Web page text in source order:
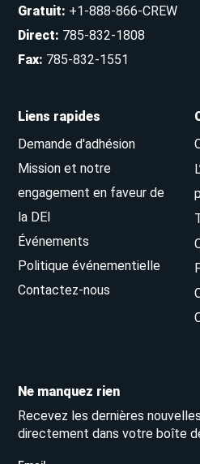
Gratuit: +1-888-866-CREW
Direct: 785-832-1808
Fax: 785-832-1551
Liens rapides
Demande d'adhésion
Mission et notre
engagement en faveur de
la DEI
Événements
Politique événementielle
Contactez-nous
Ne manquez rien
Recevez les dernières
directement dans votre boîte